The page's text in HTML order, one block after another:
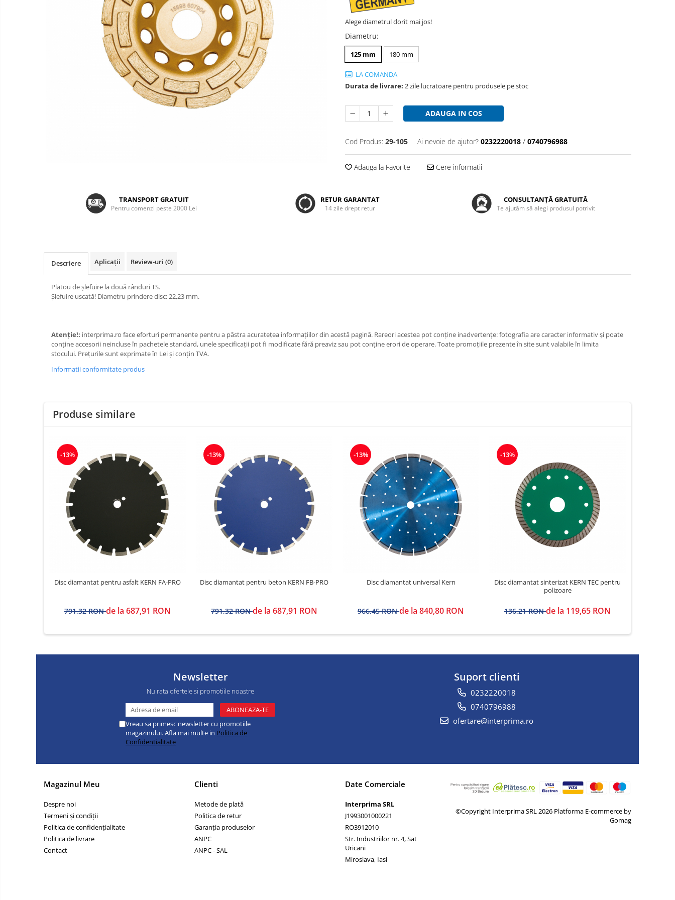
Alege diametrul dorit mai jos!
Diametru:
125 mm 180 mm
LA COMANDA
Durata de livrare: 2 zile lucratoare pentru produsele pe stoc
ADAUGA IN COS
Cod Produs: 29-105 Ai nevoie de ajutor? 0232220018 / 0740796988
Adauga la Favorite Cere informatii
TRANSPORT GRATUIT
Pentru comenzi peste 2000 Lei
RETUR GARANTAT
14 zile drept retur
CONSULTANȚĂ GRATUITĂ
Te ajutăm să alegi produsul potrivit
Descriere Aplicații Review-uri (0)
Platou de șlefuire la două rânduri TS.
Șlefuire uscată! Diametru prindere disc: 22,23 mm.
Atenție!: interprima.ro face eforturi permanente pentru a păstra acurateţea informaţiilor din acestă pagină. Rareori acestea pot conţine inadvertenţe: fotografia are caracter informativ şi poate
conţine accesorii neincluse în pachetele standard, unele specificaţii pot fi modificate fără preaviz sau pot conţine erori de operare. Toate promoţiile prezente în site sunt valabile în limita
stocului. Prețurile sunt exprimate în Lei și conțin TVA.
Informatii conformitate produs
Produse similare
-13%
Disc diamantat pentru asfalt KERN FA-PRO
791,32 RONde la 687,91 RON
-13%
Disc diamantat pentru beton KERN FB-PRO
791,32 RONde la 687,91 RON
-13%
Disc diamantat universal Kern
966,45 RONde la 840,80 RON
-13%
Disc diamantat sinterizat KERN TEC pentru
polizoare
136,21 RONde la 119,65 RON
Newsletter
Nu rata ofertele si promotiile noastre
Vreau sa primesc newsletter cu promotiile
magazinului. Afla mai multe in Politica de
Confidentialitate
Suport clienti
0232220018
0740796988
ofertare@interprima.ro
Magazinul Meu
Despre noi
Termeni și condiții
Politica de confidențialitate
Politica de livrare
Contact
Clienti
Metode de plată
Politica de retur
Garanția produselor
ANPC
ANPC - SAL
Date Comerciale
Interprima SRL
J1993001000221
RO3912010
Str. Industriilor nr. 4, Sat
Uricani
Miroslava, Iasi
©Copyright Interprima SRL 2026 Platforma E-commerce by
Gomag